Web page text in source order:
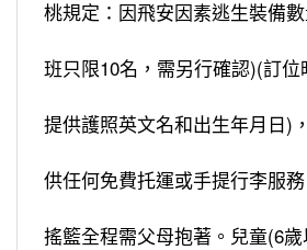
桃規定：因飛安因素逃生裝備
班只限10名，需另行確認)(訂
提供護照英文名和出生年月日)
供任何免費托運或手提行李服
搖籃全程需父母抱著。兒童(6